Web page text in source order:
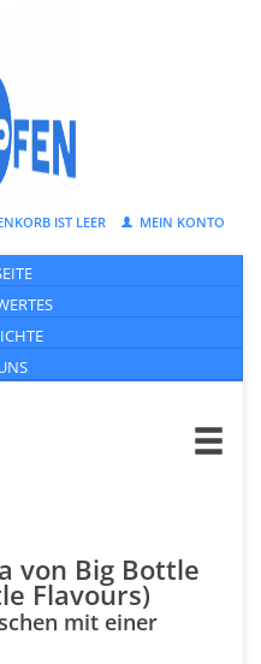
IST LEER MEIN KONTO
von Big Bottle
Flavours)
mit einer